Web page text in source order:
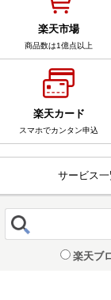
楽天市場
商品数は1億点以上
楽天カード
スマホでカンタン申込
サービス一
楽天ブ